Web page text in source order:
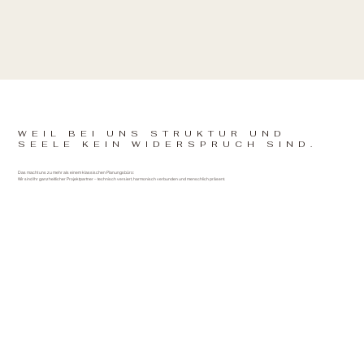
WEIL BEI UNS STRUKTUR UND
SEELE KEIN WIDERSPRUCH SIND.
Das macht uns zu mehr als einem klassischen Planungsbüro:
Wir sind Ihr ganzheitlicher Projektpartner – technisch versiert, harmonisch verbunden und menschlich präsent.